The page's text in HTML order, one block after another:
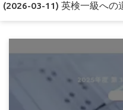
(2026-03-11) 英検一級への